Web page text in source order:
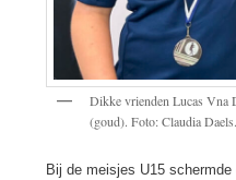
Dikke vrienden Lucas Vna
(goud). Foto: Claudia Daels.
Bij de meisjes U15